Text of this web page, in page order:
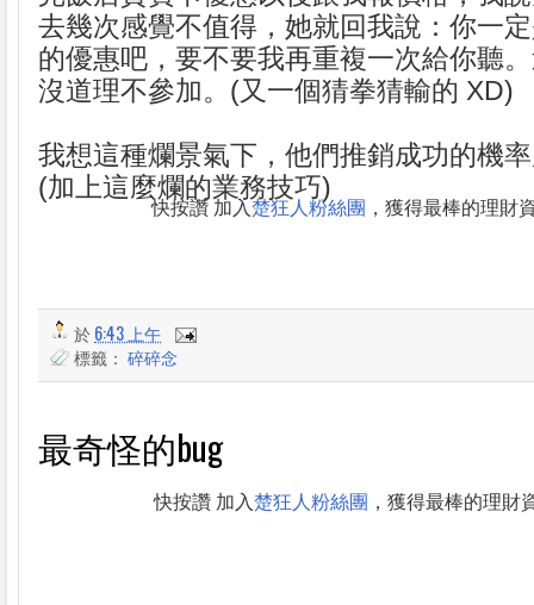
去幾次感覺不值得，她就回我說：你一
的優惠吧，要不要我再重複一次給你聽
沒道理不參加。(又一個猜拳猜輸的 XD)
我想這種爛景氣下，他們推銷成功的機
(加上這麼爛的業務技巧)
快按讚 加入楚狂人粉絲團 ，獲得最棒的理財
於6:43 上午
標籤： 碎碎念
最奇怪的bug
快按讚 加入楚狂人粉絲團 ，獲得最棒的理財